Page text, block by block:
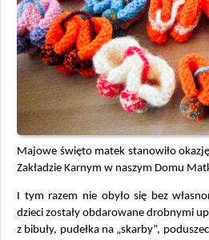
Majowe święto matek stanowiło
Zakładzie Karnym w naszym Domu
I tym razem nie obyło się bez
dzieci zostały obdarowane drobnymi
z bibuły, pudełka na „skarby”,